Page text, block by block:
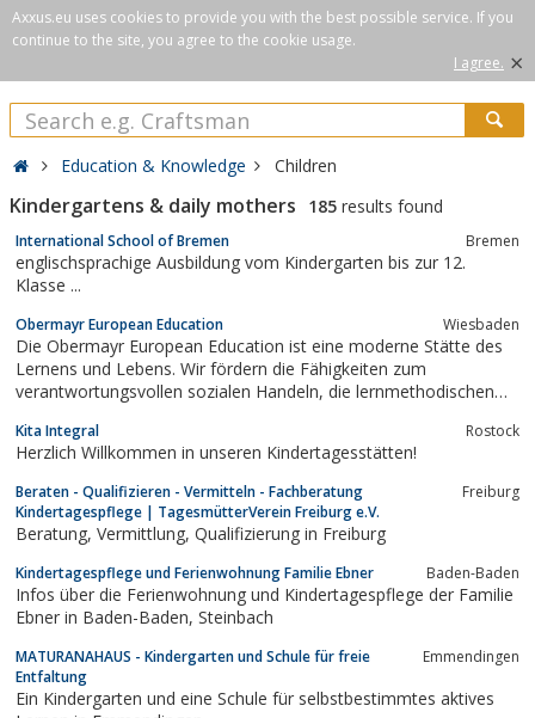
Axxus.eu uses cookies to provide you with the best possible service. If you
continue to the site, you agree to the cookie usage.
I agree. ×
Education & Knowledge Children
Kindergartens & daily mothers 185 results found
International School of Bremen Bremen
englischsprachige Ausbildung vom Kindergarten bis zur 12.
Klasse ...
Obermayr European Education Wiesbaden
Die Obermayr European Education ist eine moderne Stätte des
Lernens und Lebens. Wir fördern die Fähigkeiten zum
verantwortungsvollen sozialen Handeln, die lernmethodischen
die sprachlichen, musischen, technologischen, analytischen und
kreativen Fähigkeiten eine...
Kita Integral Rostock
Herzlich Willkommen in unseren Kindertagesstätten!
Beraten - Qualifizieren - Vermitteln - Fachberatung
Kindertagespflege | TagesmütterVerein Freiburg e.V.
Freiburg
Beratung, Vermittlung, Qualifizierung in Freiburg
Kindertagespflege und Ferienwohnung Familie Ebner Baden-Baden
Infos über die Ferienwohnung und Kindertagespflege der Familie
Ebner in Baden-Baden, Steinbach
MATURANAHAUS - Kindergarten und Schule für freie
Entfaltung
Emmendingen
Ein Kindergarten und eine Schule für selbstbestimmtes aktives